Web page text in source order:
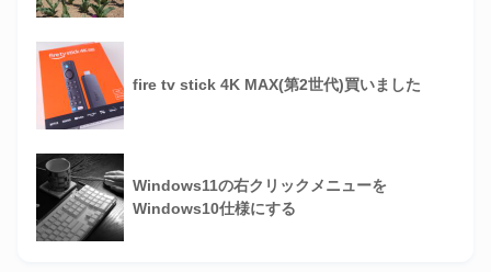
fire tv stick 4K MAX(第2世代)買いました
Windows11の右クリックメニューを
Windows10仕様にする